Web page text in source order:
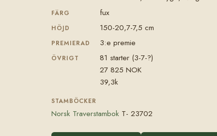
FÄRG fux
HÖJD 150-20,7-7,5 cm
PREMIERAD 3:e premie
ÖVRIGT
81 starter (3-7-?)
27 825 NOK
39,3k
STAMBÖCKER
Norsk Traverstambok T- 23702